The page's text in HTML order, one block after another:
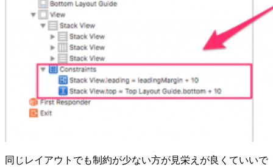
同じレイアウトでも制約が少ない方が見栄えが良くていいで